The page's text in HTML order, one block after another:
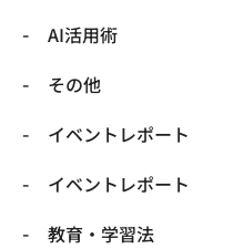
​AI活用術
​その他
​イベントレポート
​イベントレポート
​教育・学習法